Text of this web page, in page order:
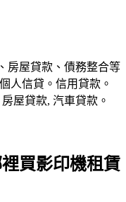
房屋貸款、債務整合等
人信貸。信用貸款。
屋貸款, 汽車貸款。
買影印機租賃